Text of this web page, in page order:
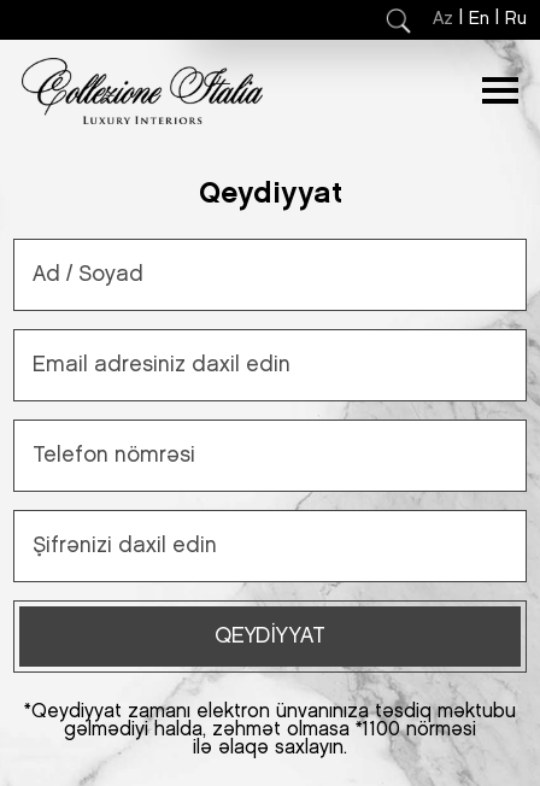
Az En Ru
Qeydiyyat
QEYDIYYAT
*Qeydiyyat zamanı elektron ünvanınıza təsdiq məktubu
gəlmədiyi halda, zəhmət olmasa *1100 nörməsi
ilə əlaqə saxlayın.